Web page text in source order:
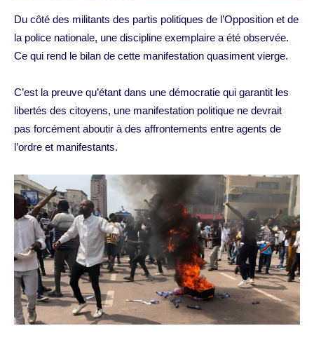
Du côté des militants des partis politiques de l’Opposition et de
la police nationale, une discipline exemplaire a été observée.
Ce qui rend le bilan de cette manifestation quasiment vierge.
C’est la preuve qu’étant dans une démocratie qui garantit les
libertés des citoyens, une manifestation politique ne devrait
pas forcément aboutir à des affrontements entre agents de
l’ordre et manifestants.